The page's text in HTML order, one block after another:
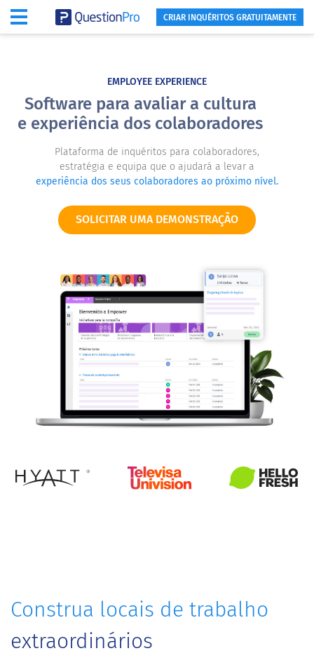
CRIAR INQUÉRITOS GRATUITAMENTE
EMPLOYEE EXPERIENCE
Software para avaliar a cultura
e experiência dos colaboradores
Plataforma de inquéritos para colaboradores,
estratégia e equipa que o ajudará a levar a
experiência dos seus colaboradores ao próximo nível.
SOLICITAR UMA DEMONSTRAÇÃO
Construa locais de trabalho
extraordinários